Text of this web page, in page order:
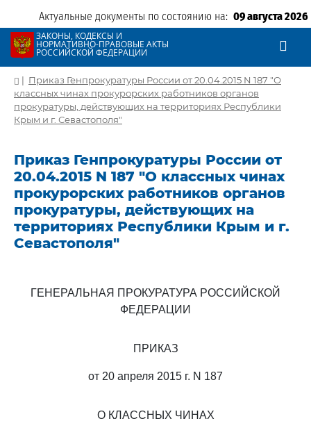
Актуальные документы по состоянию на: 09 августа 2026
ЗАКОНЫ, КОДЕКСЫ И
НОРМАТИВНО-ПРАВОВЫЕ АКТЫ
РОССИЙСКОЙ ФЕДЕРАЦИИ
| Приказ Генпрокуратуры России от 20.04.2015 N 187 "О
классных чинах прокурорских работников органов
прокуратуры, действующих на территориях Республики
Крым и г. Севастополя"
Приказ Генпрокуратуры России от
20.04.2015 N 187 "О классных чинах
прокурорских работников органов
прокуратуры, действующих на
территориях Республики Крым и г.
Севастополя"
ГЕНЕРАЛЬНАЯ ПРОКУРАТУРА РОССИЙСКОЙ
ФЕДЕРАЦИИ
ПРИКАЗ
от 20 апреля 2015 г. N 187
О КЛАССНЫХ ЧИНАХ